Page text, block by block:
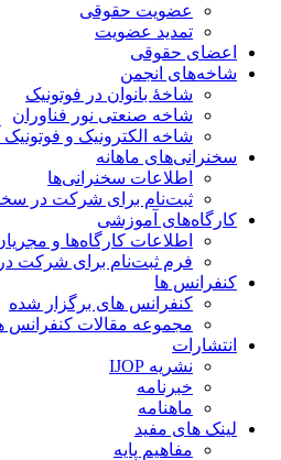
عضویت حقوقی
تمدید عضویت
اعضای حقوقی
شاخه‌های انجمن
شاخۀ بانوان در فوتونیک
شاخه صنعتی نور فناوران
شاخه‌ الکترونیک و فوتونیک
سخنرانی‌های ماهانه
اطلاعات سخنرانی‌‌ها
ثبت‌نام برای شرکت در
کارگاه‌های آموزشی
اطلاعات کارگاه‌ها و مجریان
فرم ثبت‌نام برای شرکت در
کنفرانس ها
کنفرانس های برگزار شده
مجموعه مقالات کنفرانس ها
انتشارات
نشریه IJOP
خبرنامه
ماهنامه
لینک های مفید
مفاهیم پایه